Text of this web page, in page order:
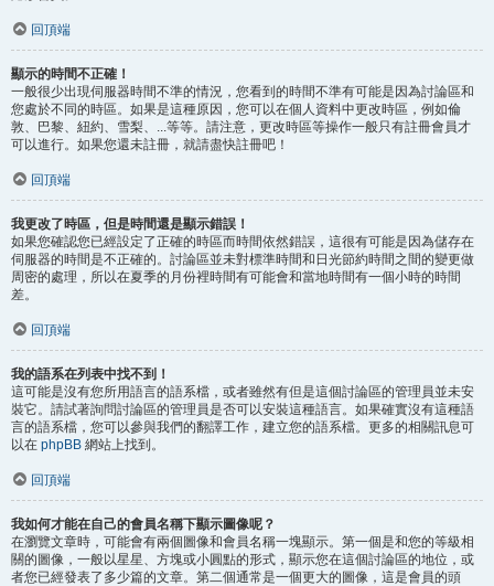
回頂端
顯示的時間不正確！
一般很少出現伺服器時間不準的情況，您看到的時間不準有可能是因為討論區和
您處於不同的時區。如果是這種原因，您可以在個人資料中更改時區，例如倫
敦、巴黎、紐約、雪梨、...等等。請注意，更改時區等操作一般只有註冊會員才
可以進行。如果您還未註冊，就請盡快註冊吧！
回頂端
我更改了時區，但是時間還是顯示錯誤！
如果您確認您已經設定了正確的時區而時間依然錯誤，這很有可能是因為儲存在
伺服器的時間是不正確的。討論區並未對標準時間和日光節約時間之間的變更做
周密的處理，所以在夏季的月份裡時間有可能會和當地時間有一個小時的時間
差。
回頂端
我的語系在列表中找不到！
這可能是沒有您所用語言的語系檔，或者雖然有但是這個討論區的管理員並未安
裝它。請試著詢問討論區的管理員是否可以安裝這種語言。如果確實沒有這種語
言的語系檔，您可以參與我們的翻譯工作，建立您的語系檔。更多的相關訊息可
以在 phpBB 網站上找到。
回頂端
我如何才能在自己的會員名稱下顯示圖像呢？
在瀏覽文章時，可能會有兩個圖像和會員名稱一塊顯示。第一個是和您的等級相
關的圖像，一般以星星、方塊或小圓點的形式，顯示您在這個討論區的地位，或
者您已經發表了多少篇的文章。第二個通常是一個更大的圖像，這是會員的頭